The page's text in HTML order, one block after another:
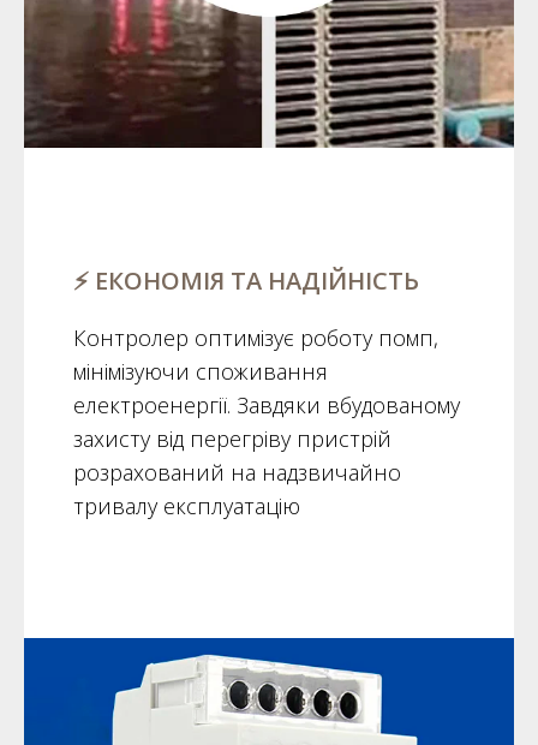
⚡ ЕКОНОМІЯ ТА НАДІЙНІСТЬ
Контролер оптимізує роботу помп,
мінімізуючи споживання
електроенергії. Завдяки вбудованому
захисту від перегріву пристрій
розрахований на надзвичайно
тривалу експлуатацію